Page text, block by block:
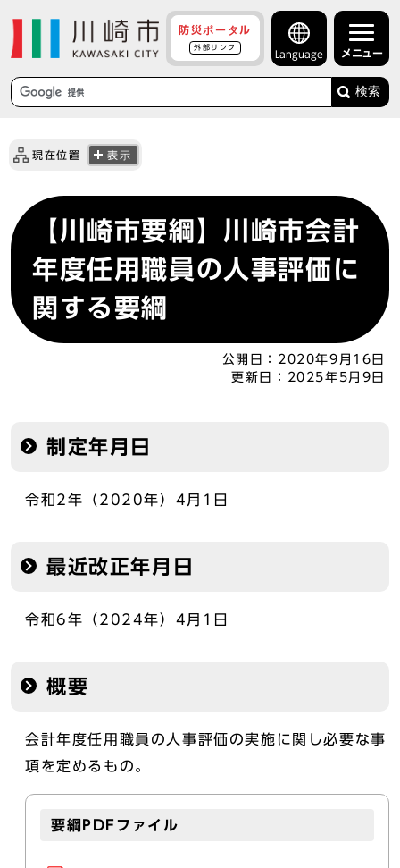
防災ポータル
外部リンク
Language メニュー
検索
現在位置 表示
【川崎市要綱】川崎市会計
年度任用職員の人事評価に
関する要綱
公開日： 2020年9月16日
更新日：
2025年5月9日
制定年月日
令和2年（2020年）4月1日
最近改正年月日
令和6年（2024年）4月1日
概要
会計年度任用職員の人事評価の実施に関し必要な事
項を定めるもの。
要綱PDFファイル